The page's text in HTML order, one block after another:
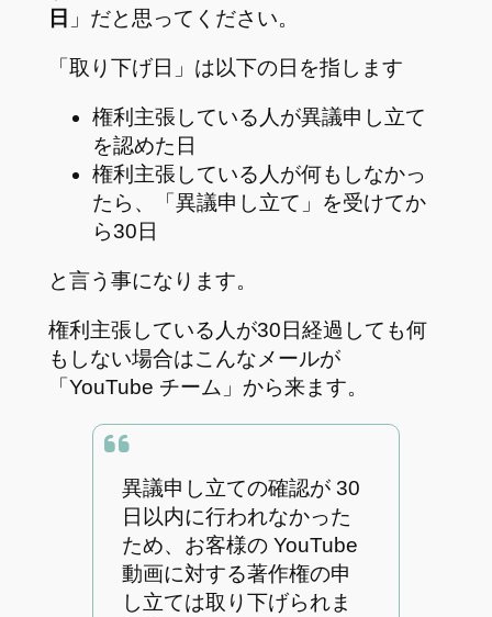
日 」だと思ってください。
「取り下げ日」は以下の日を指します
権利主張している人が異議申し立て
を認めた日
権利主張している人が何もしなかっ
たら、「異議申し立て」を受けてか
ら30日
と言う事になります。
権利主張している人が30日経過しても何
もしない場合はこんなメールが
「YouTube チーム」から来ます。
異議申し立ての確認が 30
日以内に行われなかった
ため、お客様の YouTube
動画に対する著作権の申
し立ては取り下げられま